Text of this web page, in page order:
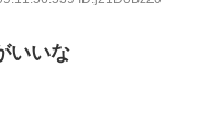
いいな